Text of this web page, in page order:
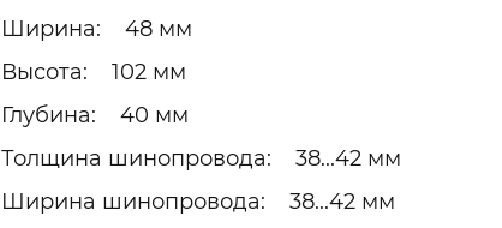
Ширина: 48 мм
Высота: 102 мм
Глубина: 40 мм
Толщина шинопровода: 38...42 мм
Ширина шинопровода: 38...42 мм